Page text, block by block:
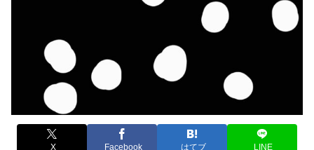
X Facebook はてブ LINE